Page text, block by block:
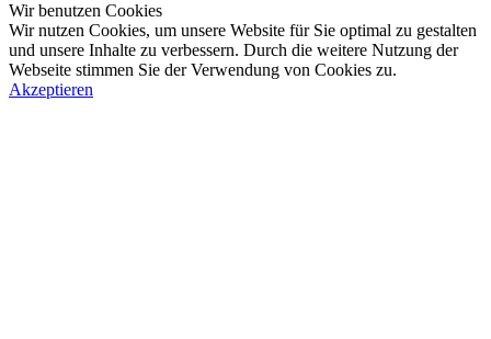
Wir benutzen Cookies
Wir nutzen Cookies, um unsere Website für Sie optimal zu gestalten
und unsere Inhalte zu verbessern. Durch die weitere Nutzung der
Webseite stimmen Sie der Verwendung von Cookies zu.
Akzeptieren